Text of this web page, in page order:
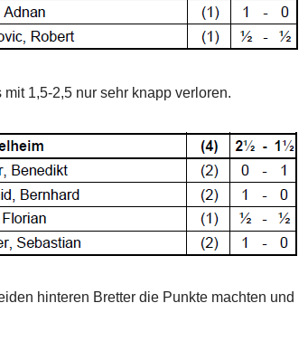
1,5-2,5 nur sehr knapp verloren.
hinteren Bretter die Punkte machten und